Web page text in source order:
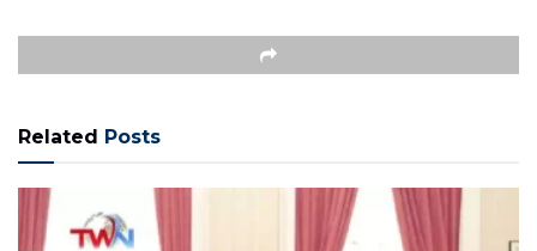
Related Posts